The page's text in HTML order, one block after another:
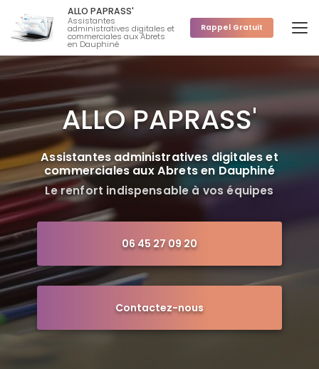
contenu
ALLO PAPRASS'
Assistantes
administratives digitales et
commerciales aux Abrets
en Dauphiné
Rappel Gratuit
ALLO PAPRASS'
Assistantes administratives digitales et
commerciales aux Abrets en Dauphiné
Le renfort indispensable à vos équipes
06 45 27 09 20
Contactez-nous